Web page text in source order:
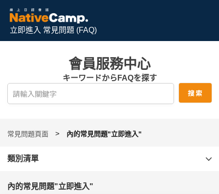
立即進入 常見問題 (FAQ)
會員服務中心
キーワードからFAQを探す
常見問題頁面 內的常見問題"立即進入"
類別清單
內的常見問題"立即進入"